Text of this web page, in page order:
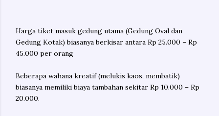
Harga tiket masuk gedung utama (Gedung Oval dan
Gedung Kotak) biasanya berkisar antara Rp 25.000 – Rp
45.000 per orang
Beberapa wahana kreatif (melukis kaos, membatik)
biasanya memiliki biaya tambahan sekitar Rp 10.000 – Rp
20.000.